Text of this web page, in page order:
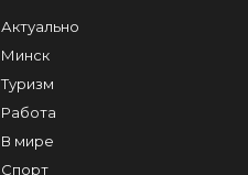
Актуально
Минск
Туризм
Работа
В мире
Спорт